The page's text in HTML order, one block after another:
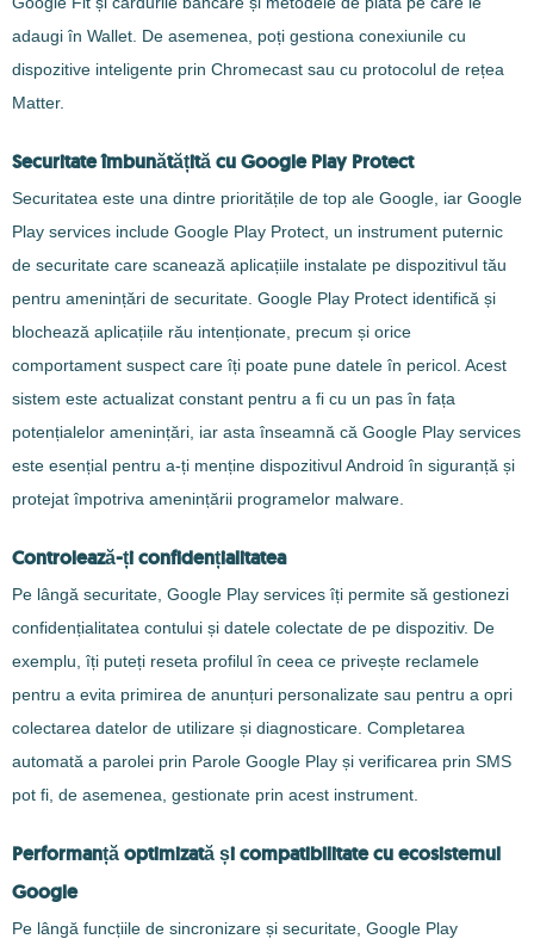
adaugi în Wallet. De asemenea, poți gestiona conexiunile cu
dispozitive inteligente prin Chromecast sau cu protocolul de rețea
Matter.
Securitate îmbunătățită cu Google Play Protect
Securitatea este una dintre prioritățile de top ale Google, iar Google
Play services include Google Play Protect, un instrument puternic
de securitate care scanează aplicațiile instalate pe dispozitivul tău
pentru amenințări de securitate. Google Play Protect identifică și
blochează aplicațiile rău intenționate, precum și orice
comportament suspect care îți poate pune datele în pericol. Acest
sistem este actualizat constant pentru a fi cu un pas în fața
potențialelor amenințări, iar asta înseamnă că Google Play services
este esențial pentru a-ți menține dispozitivul Android în siguranță și
protejat împotriva amenințării programelor malware.
Controlează-ți confidențialitatea
Pe lângă securitate, Google Play services îți permite să gestionezi
confidențialitatea contului și datele colectate de pe dispozitiv. De
exemplu, îți puteți reseta profilul în ceea ce privește reclamele
pentru a evita primirea de anunțuri personalizate sau pentru a opri
colectarea datelor de utilizare și diagnosticare. Completarea
automată a parolei prin Parole Google Play și verificarea prin SMS
pot fi, de asemenea, gestionate prin acest instrument.
Performanță optimizată și compatibilitate cu ecosistemul
Google
Pe lângă funcțiile de sincronizare și securitate, Google Play